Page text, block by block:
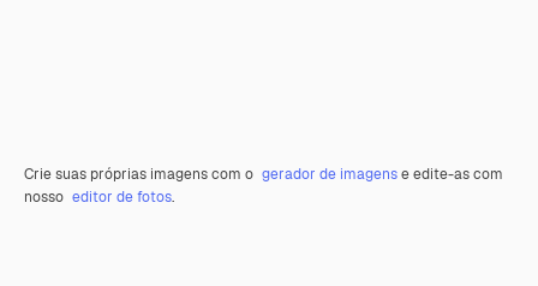
Crie suas próprias imagens com o gerador de imagense edite-as com
nosso editor de fotos.